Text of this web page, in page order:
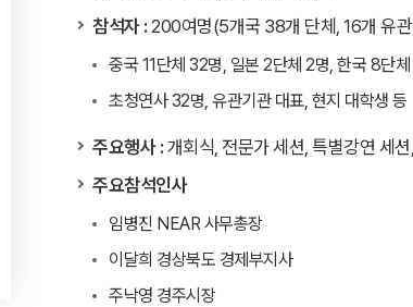
참석자 : 200여명(5개국 38개 단체, 16개 유
중국 11단체 32명, 일본 2단체 2명, 한국 8단
초청연사 32명, 유관기관 대표, 현지 대학생 등
주요행사 : 개회식, 전문가 세션, 특별강연 세
주요참석인사
임병진 NEAR 사무총장
이달희 경상북도 경제부지사
주낙영 경주시장